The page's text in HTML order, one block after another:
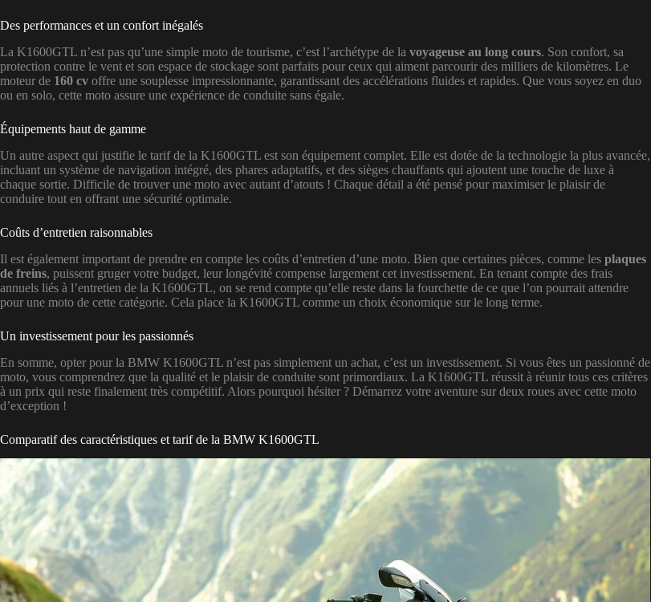
Des performances et un confort inégalés
La K1600GTL n’est pas qu’une simple moto de tourisme, c’est l’archétype de la voyageuse au long cours. Son confort, sa
protection contre le vent et son espace de stockage sont parfaits pour ceux qui aiment parcourir des milliers de kilomètres. Le
moteur de 160 cv offre une souplesse impressionnante, garantissant des accélérations fluides et rapides. Que vous soyez en duo
ou en solo, cette moto assure une expérience de conduite sans égale.
Équipements haut de gamme
Un autre aspect qui justifie le tarif de la K1600GTL est son équipement complet. Elle est dotée de la technologie la plus avancée,
incluant un système de navigation intégré, des phares adaptatifs, et des sièges chauffants qui ajoutent une touche de luxe à
chaque sortie. Difficile de trouver une moto avec autant d’atouts ! Chaque détail a été pensé pour maximiser le plaisir de
conduire tout en offrant une sécurité optimale.
Coûts d’entretien raisonnables
Il est également important de prendre en compte les coûts d’entretien d’une moto. Bien que certaines pièces, comme les plaques
de freins, puissent gruger votre budget, leur longévité compense largement cet investissement. En tenant compte des frais
annuels liés à l’entretien de la K1600GTL, on se rend compte qu’elle reste dans la fourchette de ce que l’on pourrait attendre
pour une moto de cette catégorie. Cela place la K1600GTL comme un choix économique sur le long terme.
Un investissement pour les passionnés
En somme, opter pour la BMW K1600GTL n’est pas simplement un achat, c’est un investissement. Si vous êtes un passionné de
moto, vous comprendrez que la qualité et le plaisir de conduite sont primordiaux. La K1600GTL réussit à réunir tous ces critères
à un prix qui reste finalement très compétitif. Alors pourquoi hésiter ? Démarrez votre aventure sur deux roues avec cette moto
d’exception !
Comparatif des caractéristiques et tarif de la BMW K1600GTL